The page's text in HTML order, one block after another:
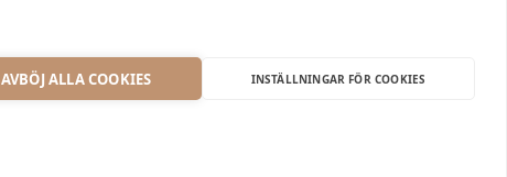
AVBÖJ ALLA COOKIES INSTÄLLNINGAR FÖR COOKIES